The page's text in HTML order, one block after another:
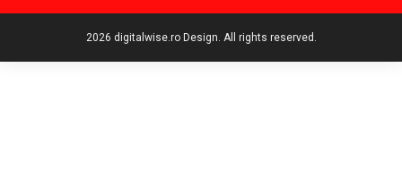
2026 digitalwise.ro Design. All rights reserved.